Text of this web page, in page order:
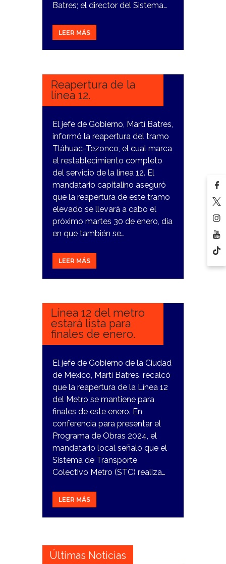
Batres; el director del Sistema…
LEER MÁS
29
Reapertura de la
línea 12.
El jefe de Gobierno, Martí Batres,
informó la reapertura del tramo
Tláhuac-Tezonco, el cual marca
el restablecimiento completo
del servicio de la línea 12. El
mandatario capitalino aseguró
que la reapertura de este tramo
elevado se llevará a cabo el
próximo martes 30 de enero, día
en que también se…
LEER MÁS
23
Línea 12 del metro
estará lista para
finales de enero.
El jefe de Gobierno de la Ciudad
de México, Martí Batres, recalcó
que la reapertura de la Línea 12
del Metro se mantiene para
finales de este enero. En
conferencia para presentar el
Programa de Obras 2024, el
mandatario local señaló que el
Sistema de Transporte
Colectivo Metro (STC) realiza…
LEER MÁS
Últimas Noticias